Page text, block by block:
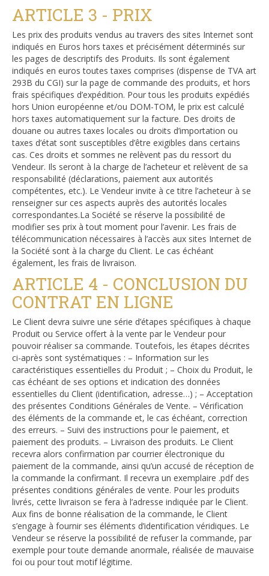
ARTICLE 3 - PRIX
Les prix des produits vendus au travers des sites Internet sont
indiqués en Euros hors taxes et précisément déterminés sur
les pages de descriptifs des Produits. Ils sont également
indiqués en euros toutes taxes comprises (dispense de TVA art
293B du CGI) sur la page de commande des produits, et hors
frais spécifiques d’expédition. Pour tous les produits expédiés
hors Union européenne et/ou DOM-TOM, le prix est calculé
hors taxes automatiquement sur la facture. Des droits de
douane ou autres taxes locales ou droits d’importation ou
taxes d’état sont susceptibles d’être exigibles dans certains
cas. Ces droits et sommes ne relèvent pas du ressort du
Vendeur. Ils seront à la charge de l’acheteur et relèvent de sa
responsabilité (déclarations, paiement aux autorités
compétentes, etc.). Le Vendeur invite à ce titre l’acheteur à se
renseigner sur ces aspects auprès des autorités locales
correspondantes.La Société se réserve la possibilité de
modifier ses prix à tout moment pour l’avenir. Les frais de
télécommunication nécessaires à l’accès aux sites Internet de
la Société sont à la charge du Client. Le cas échéant
également, les frais de livraison.
ARTICLE 4 - CONCLUSION DU
CONTRAT EN LIGNE
Le Client devra suivre une série d’étapes spécifiques à chaque
Produit ou Service offert à la vente par le Vendeur pour
pouvoir réaliser sa commande. Toutefois, les étapes décrites
ci-après sont systématiques : – Information sur les
caractéristiques essentielles du Produit ; – Choix du Produit, le
cas échéant de ses options et indication des données
essentielles du Client (identification, adresse…) ; – Acceptation
des présentes Conditions Générales de Vente. – Vérification
des éléments de la commande et, le cas échéant, correction
des erreurs. – Suivi des instructions pour le paiement, et
paiement des produits. – Livraison des produits. Le Client
recevra alors confirmation par courrier électronique du
paiement de la commande, ainsi qu’un accusé de réception de
la commande la confirmant. Il recevra un exemplaire .pdf des
présentes conditions générales de vente. Pour les produits
livrés, cette livraison se fera à l’adresse indiquée par le Client.
Aux fins de bonne réalisation de la commande, le Client
s’engage à fournir ses éléments d’identification véridiques. Le
Vendeur se réserve la possibilité de refuser la commande, par
exemple pour toute demande anormale, réalisée de mauvaise
foi ou pour tout motif légitime.